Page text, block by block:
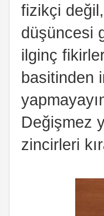
fizikçi
düşüncesi
ilginç
basitinden
Değişmez
zincirleri